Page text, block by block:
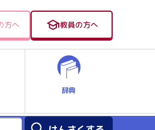
方へ 教員の方へ
辞典